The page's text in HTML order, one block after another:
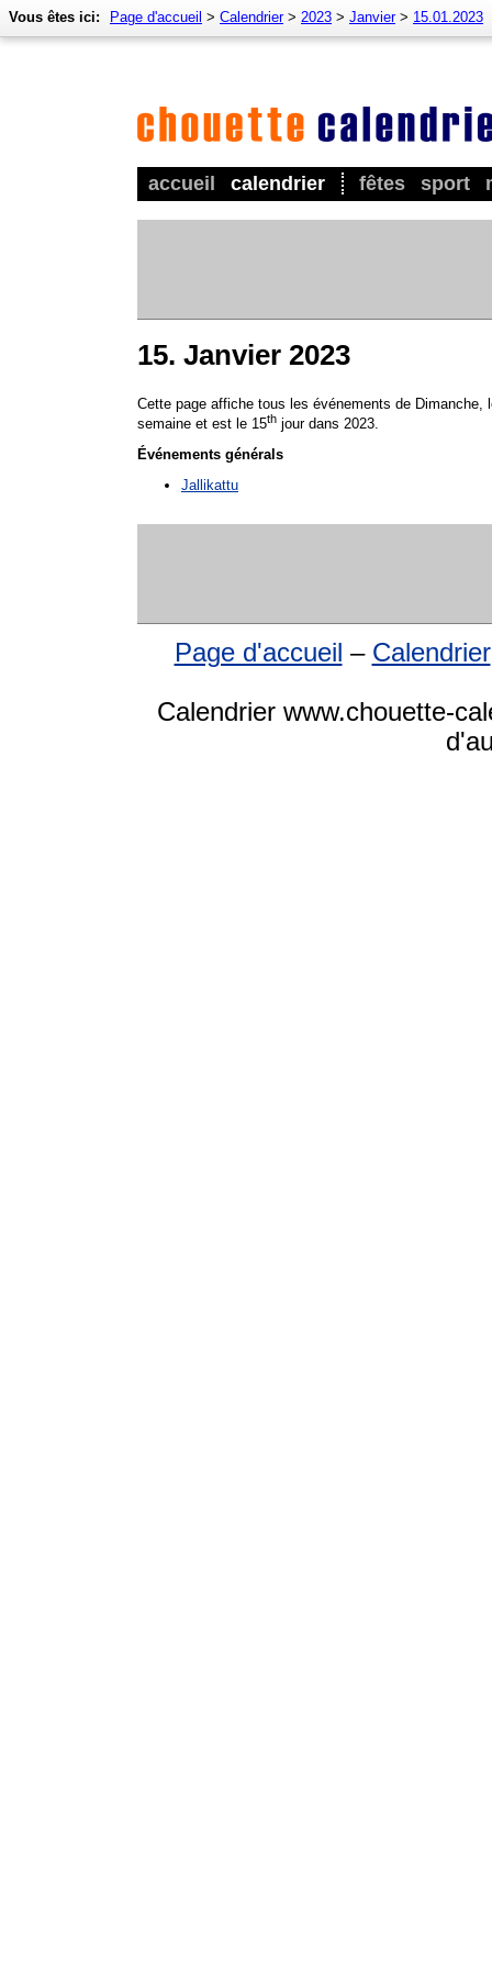
accueil calendrier fêtes sport
Vous êtes ici: Page d'accueil > Calendrier> 2023 > Janvier> 15.01.2023
15. Janvier 2023
Cette page affiche tous les événements de Dimanche,
semaine et est le 15th jour dans 2023.
Événements générals
Jallikattu
Page d'accueil – Calendrier
Calendrier www.chouette-